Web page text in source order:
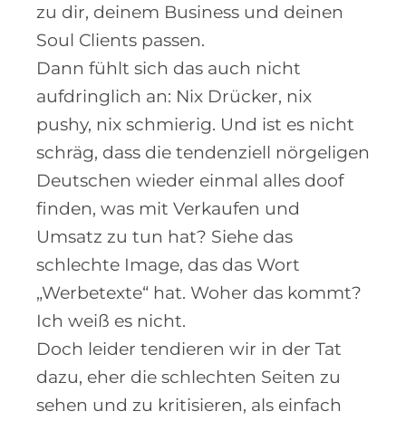
zu dir, deinem Business und deinen
Soul Clients passen.
Dann fühlt sich das auch nicht
aufdringlich an: Nix Drücker, nix
pushy, nix schmierig. Und ist es nicht
schräg, dass die tendenziell nörgeligen
Deutschen wieder einmal alles doof
finden, was mit Verkaufen und
Umsatz zu tun hat? Siehe das
schlechte Image, das das Wort
„Werbetexte“ hat. Woher das kommt?
Ich weiß es nicht.
Doch leider tendieren wir in der Tat
dazu, eher die schlechten Seiten zu
sehen und zu kritisieren, als einfach